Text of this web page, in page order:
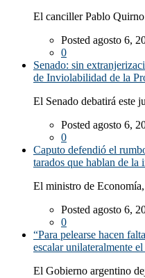
El canciller Pablo
Posted agosto 6,
0
Senado: sin
de Inviolabilidad de la
El Senado debatirá este
Posted agosto 6,
0
Caputo defendió el
tarados que hablan de la
El ministro de
Posted agosto 6,
0
“Para pelearse hacen
escalar unilateralmente
El Gobierno argentino